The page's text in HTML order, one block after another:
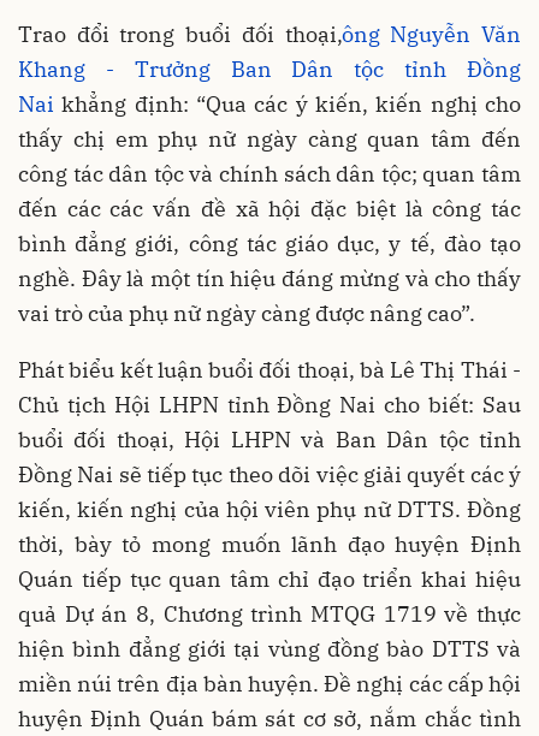
Trao đổi trong buổi đối thoại,ông Nguyễn Văn
Khang - Trưởng Ban Dân tộc tỉnh Đồng
Nai khẳng định: “Qua các ý kiến, kiến nghị cho
thấy chị em phụ nữ ngày càng quan tâm đến
công tác dân tộc và chính sách dân tộc; quan tâm
đến các các vấn đề xã hội đặc biệt là công tác
bình đẳng giới, công tác giáo dục, y tế, đào tạo
nghề. Đây là một tín hiệu đáng mừng và cho thấy
vai trò của phụ nữ ngày càng được nâng cao”. ​
Phát biểu kết luận buổi đối thoại, bà Lê Thị Thái -
Chủ tịch Hội LHPN tỉnh Đồng Nai cho biết: Sau
buổi đối thoại, Hội LHPN và Ban Dân tộc tỉnh
Đồng Nai sẽ tiếp tục theo dõi việc giải quyết các ý
kiến, kiến nghị của hội viên phụ nữ DTTS. Đồng
thời, bày tỏ mong muốn lãnh đạo huyện Định
Quán tiếp tục quan tâm chỉ đạo triển khai hiệu
quả Dự án 8, Chương trình MTQG 1719 về thực
hiện bình đẳng giới tại vùng đồng bào DTTS và
miền núi trên địa bàn huyện. Đề nghị các cấp hội
huyện Định Quán bám sát cơ sở, nắm chắc tình